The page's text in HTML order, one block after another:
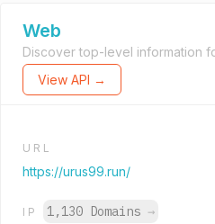
Web
Discover top-level information
View API →
URL
https://urus99.run/
IP 1,130 Domains →